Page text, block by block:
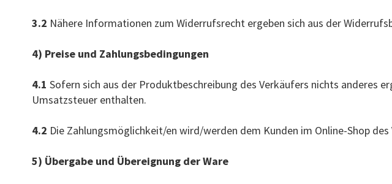
3.2 Nähere Informationen zum Widerrufsrecht ergeben sich aus der
4) Preise und Zahlungsbedingungen
4.1 Sofern sich aus der Produktbeschreibung des Verkäufers nichts anderes
Umsatzsteuer enthalten.
4.2 Die Zahlungsmöglichkeit/en wird/werden dem Kunden im Online-Shop
5) Übergabe und Übereignung der Ware